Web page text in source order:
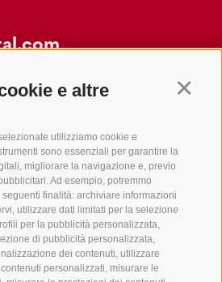
e altre
utilizziamo cookie e
sono essenziali per garantire la
migliorare la navigazione e, previo
Ad esempio, potremmo
finalità: archiviare informazioni
utilizzare dati limitati per la selezione
per la pubblicità personalizzata,
di pubblicità personalizzata,
dei contenuti, utilizzare
personalizzati, misurare le
Monguelfo-Tesido in Alto Adige
Casies
e aggiornati!